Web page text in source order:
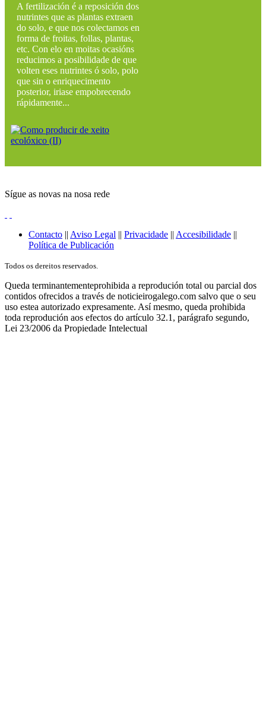
A fertilización é a reposición dos
nutrintes que as plantas extraen
do solo, e que nos colectamos en
forma de froitas, follas, plantas,
etc. Con elo en moitas ocasións
reducimos a posibilidade de que
volten eses nutrintes ó solo, polo
que sin o enriquecimento
posterior, iriase empobrecendo
rápidamente...
Sígue as novas na nosa rede
Contacto || Aviso Legal || Privacidade || Accesibilidade ||
Política de Publicación
Todos os dereitos reservados.
Queda terminantementeprohibida a reprodución total ou parcial dos
contidos ofrecidos a través de noticieirogalego.com salvo que o seu
uso estea autorizado expresamente. Así mesmo, queda prohibida
toda reprodución aos efectos do artículo 32.1, parágrafo segundo,
Lei 23/2006 da Propiedade Intelectual